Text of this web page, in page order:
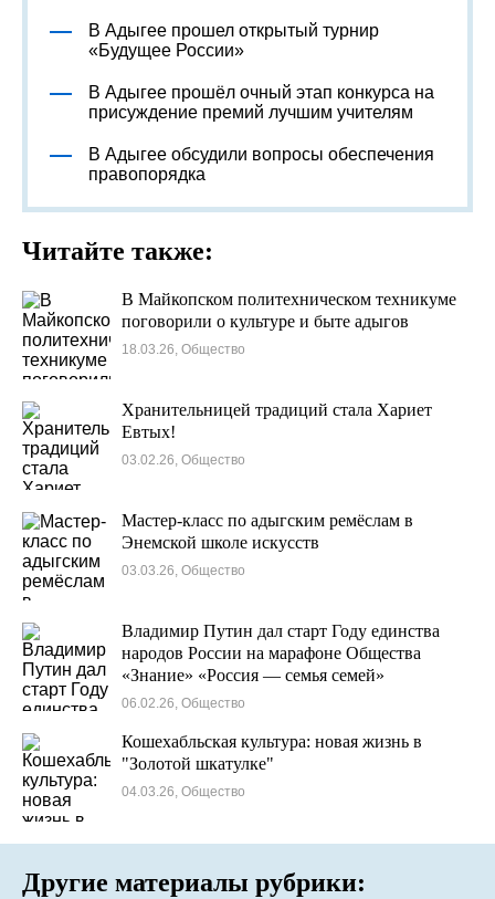
В Адыгее прошел открытый турнир
«Будущее России»
В Адыгее прошёл очный этап конкурса на
присуждение премий лучшим учителям
В Адыгее обсудили вопросы обеспечения
правопорядка
Читайте также:
В Майкопском политехническом техникуме
поговорили о культуре и быте адыгов
18.03.26, Общество
Хранительницей традиций стала Хариет
Евтых!
03.02.26, Общество
Мастер-класс по адыгским ремёслам в
Энемской школе искусств
03.03.26, Общество
Владимир Путин дал старт Году единства
народов России на марафоне Общества
«Знание» «Россия — семья семей»
06.02.26, Общество
Кошехабльская культура: новая жизнь в
"Золотой шкатулке"
04.03.26, Общество
Другие материалы рубрики: